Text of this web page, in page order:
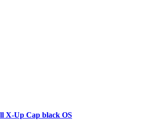
X-Up Cap black OS